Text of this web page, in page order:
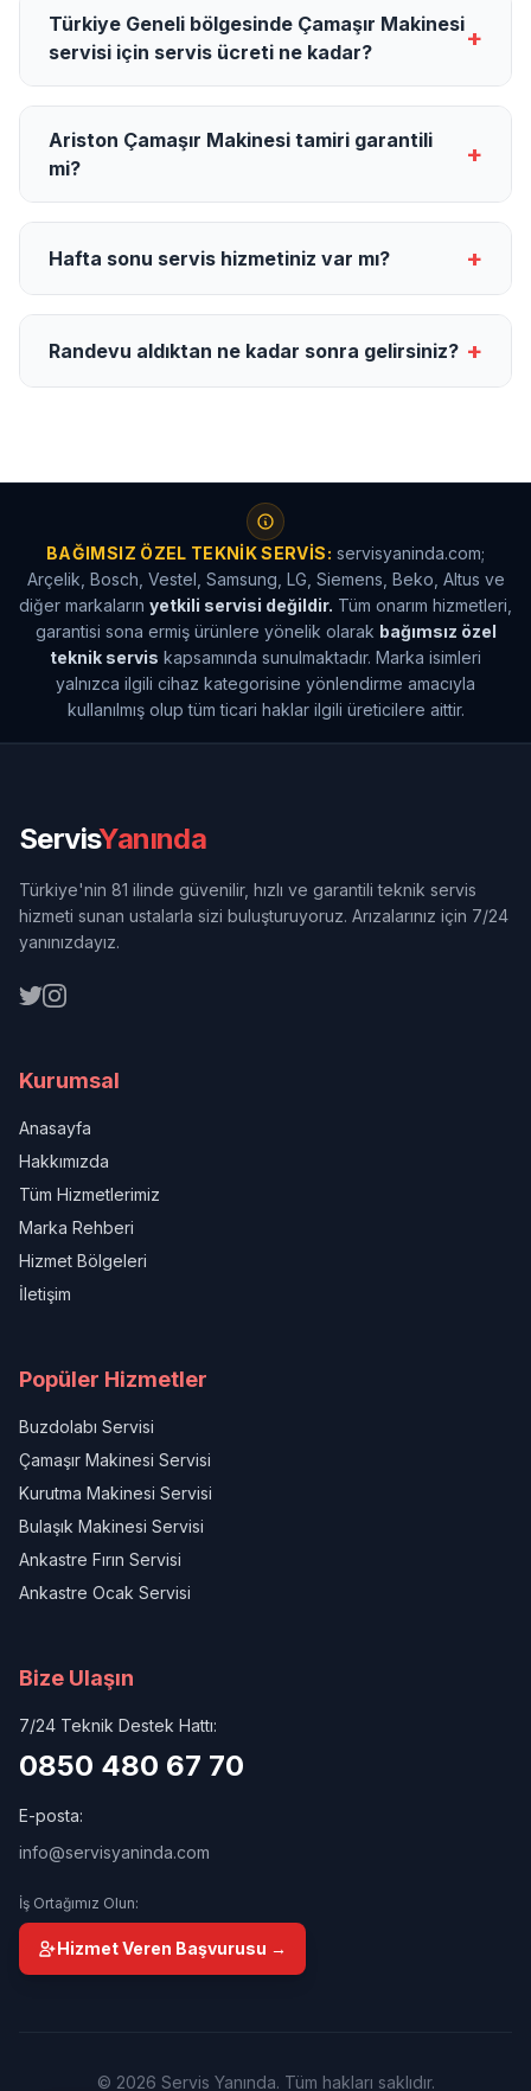
Türkiye Geneli bölgesinde Çamaşır Makinesi
servisi için servis ücreti ne kadar?
+
Ariston Çamaşır Makinesi tamiri garantili
mi?
+
Hafta sonu servis hizmetiniz var mı? +
Randevu aldıktan ne kadar sonra gelirsiniz? +
BAĞIMSIZ ÖZEL TEKNIK SERVIS: servisyaninda.com;
Arçelik, Bosch, Vestel, Samsung, LG, Siemens, Beko, Altus ve
diğer markaların yetkili servisi değildir. Tüm onarım hizmetleri,
garantisi sona ermiş ürünlere yönelik olarak bağımsız özel
teknik servis kapsamında sunulmaktadır. Marka isimleri
yalnızca ilgili cihaz kategorisine yönlendirme amacıyla
kullanılmış olup tüm ticari haklar ilgili üreticilere aittir.
ServisYanında
Türkiye'nin 81 ilinde güvenilir, hızlı ve garantili teknik servis
hizmeti sunan ustalarla sizi buluşturuyoruz. Arızalarınız için 7/24
yanınızdayız.
Kurumsal
Anasayfa
Hakkımızda
Tüm Hizmetlerimiz
Marka Rehberi
Hizmet Bölgeleri
İletişim
Popüler Hizmetler
Buzdolabı Servisi
Çamaşır Makinesi Servisi
Kurutma Makinesi Servisi
Bulaşık Makinesi Servisi
Ankastre Fırın Servisi
Ankastre Ocak Servisi
Bize Ulaşın
7/24 Teknik Destek Hattı:
0850 480 67 70
E-posta:
info@servisyaninda.com
İş Ortağımız Olun:
Hizmet Veren Başvurusu →
© 2026 Servis Yanında. Tüm hakları saklıdır.